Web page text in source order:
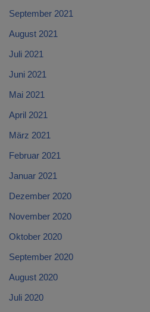
September 2021
August 2021
Juli 2021
Juni 2021
Mai 2021
April 2021
März 2021
Februar 2021
Januar 2021
Dezember 2020
November 2020
Oktober 2020
September 2020
August 2020
Juli 2020